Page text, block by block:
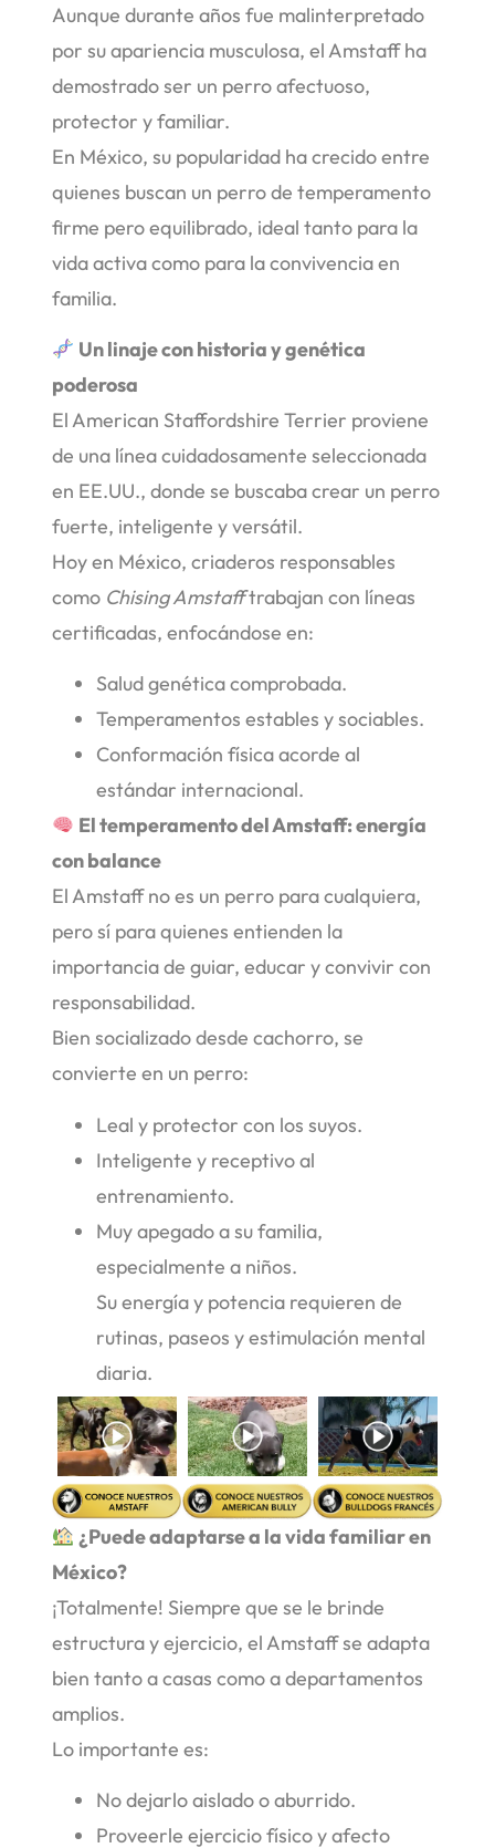
Aunque durante años fue malinterpretado
por su apariencia musculosa, el Amstaff ha
demostrado ser un perro afectuoso,
protector y familiar.
En México, su popularidad ha crecido entre
quienes buscan un perro de temperamento
firme pero equilibrado, ideal tanto para la
vida activa como para la convivencia en
familia.
Un linaje con historia y genética
poderosa
El American Staffordshire Terrier proviene
de una línea cuidadosamente seleccionada
en EE.UU., donde se buscaba crear un perro
fuerte, inteligente y versátil.
Hoy en México, criaderos responsables
como Chising Amstafftrabajan con líneas
certificadas, enfocándose en:
Salud genética comprobada.
Temperamentos estables y sociables.
Conformación física acorde al
estándar internacional.
El temperamento del Amstaff: energía
con balance
El Amstaff no es un perro para cualquiera,
pero sí para quienes entienden la
importancia de guiar, educar y convivir con
responsabilidad.
Bien socializado desde cachorro, se
convierte en un perro:
Leal y protector con los suyos.
Inteligente y receptivo al
entrenamiento.
Muy apegado a su familia,
especialmente a niños.
Su energía y potencia requieren de
rutinas, paseos y estimulación mental
diaria.
¿Puede adaptarse a la vida familiar en
México?
¡Totalmente! Siempre que se le brinde
estructura y ejercicio, el Amstaff se adapta
bien tanto a casas como a departamentos
amplios.
Lo importante es:
No dejarlo aislado o aburrido.
Proveerle ejercicio físico y afecto